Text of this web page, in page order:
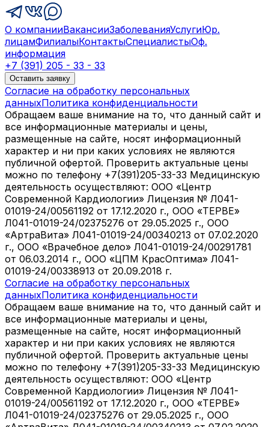
О компанииВакансииЗаболеванияУслугиЮр.
лицамФилиалыКонтактыСпециалистыОф.
информация
+7 (391) 205 - 33 - 33
Оставить заявку
Согласие на обработку персональных
данныхПолитика конфиденциальности
Обращаем ваше внимание на то, что данный сайт и
все информационные материалы и цены,
размещенные на сайте, носят информационный
характер и ни при каких условиях не являются
публичной офертой. Проверить актуальные цены
можно по телефону +7(391)205-33-33 Медицинскую
деятельность осуществляют: ООО «Центр
Современной Кардиологии» Лицензия № Л041-
01019-24/00561192 от 17.12.2020 г., ООО «ТЕРВЕ»
Л041-01019-24/02375276 от 29.05.2025 г., ООО
«АртраВита» Л041-01019-24/00340213 от 07.02.2020
г., ООО «Врачебное дело» Л041-01019-24/00291781
от 06.03.2014 г., ООО «ЦПМ КрасОптима» Л041-
01019-24/00338913 от 20.09.2018 г.
Согласие на обработку персональных
данныхПолитика конфиденциальности
Обращаем ваше внимание на то, что данный сайт и
все информационные материалы и цены,
размещенные на сайте, носят информационный
характер и ни при каких условиях не являются
публичной офертой. Проверить актуальные цены
можно по телефону +7(391)205-33-33 Медицинскую
деятельность осуществляют: ООО «Центр
Современной Кардиологии» Лицензия № Л041-
01019-24/00561192 от 17.12.2020 г., ООО «ТЕРВЕ»
Л041-01019-24/02375276 от 29.05.2025 г., ООО